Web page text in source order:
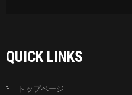
QUICK LINKS
トップページ